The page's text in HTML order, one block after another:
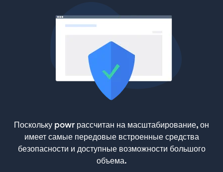
Поскольку powr рассчитан на масштабирование, он
имеет самые передовые встроенные средства
безопасности и доступные возможности большого
объема.